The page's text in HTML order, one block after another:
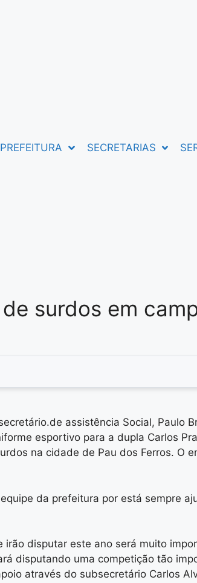
SECRETARIAS
surdos em
assistência Social, Paulo
esportivo para a dupla Carlos
na cidade de Pau dos Ferros. O
da prefeitura por está sempre
disputar este ano será muito
disputando uma competição tão
através do subsecretário Carlos